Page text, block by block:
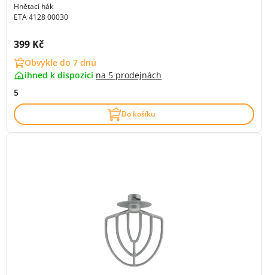
Hnětací hák
ETA 4128 00030
Cena s DPH:
399 Kč
Obvykle do 7 dnů
ihned k dispozici na 5 prodejnách
5
Do košíku